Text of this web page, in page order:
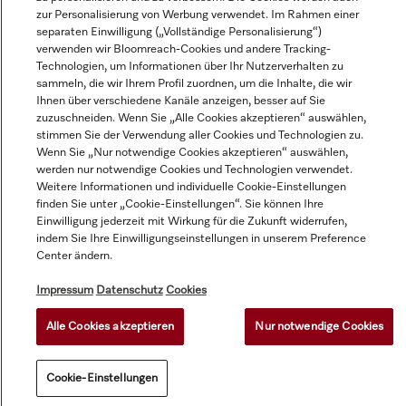
© Miele & Cie. KG.
zur Personalisierung von Werbung verwendet. Im Rahmen einer
separaten Einwilligung („Vollständige Personalisierung“)
verwenden wir Bloomreach-Cookies und andere Tracking-
Technologien, um Informationen über Ihr Nutzerverhalten zu
sammeln, die wir Ihrem Profil zuordnen, um die Inhalte, die wir
Ihnen über verschiedene Kanäle anzeigen, besser auf Sie
zuzuschneiden. Wenn Sie „Alle Cookies akzeptieren“ auswählen,
stimmen Sie der Verwendung aller Cookies und Technologien zu.
Wenn Sie „Nur notwendige Cookies akzeptieren“ auswählen,
werden nur notwendige Cookies und Technologien verwendet.
Weitere Informationen und individuelle Cookie-Einstellungen
finden Sie unter „Cookie-Einstellungen“. Sie können Ihre
Einwilligung jederzeit mit Wirkung für die Zukunft widerrufen,
indem Sie Ihre Einwilligungseinstellungen in unserem Preference
Center ändern.
Impressum Datenschutz Cookies
Alle Cookies akzeptieren Nur notwendige Cookies
Cookie-Einstellungen